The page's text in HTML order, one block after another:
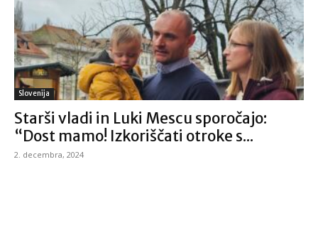
Slovenija
Starši vladi in Luki Mescu sporočajo:
“Dost mamo! Izkoriščati otroke s...
2. decembra, 2024